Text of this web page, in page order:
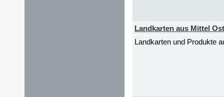
Landkarten aus Mittel
Landkarten und Produkte